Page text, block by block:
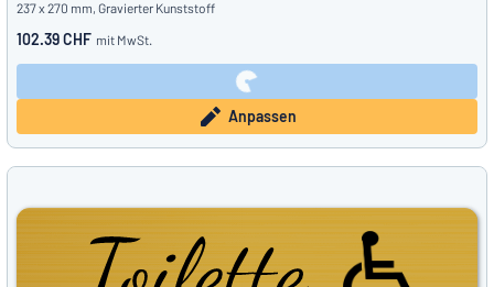
237 x 270 mm, Gravierter Kunststoff
102.39 CHF mit MwSt.
Anpassen